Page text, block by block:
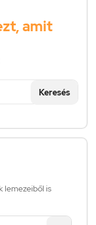
amit
Keresés
lemezeiből is